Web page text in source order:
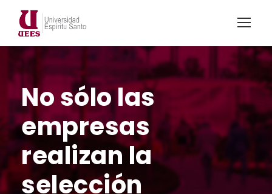
No sólo las
empresas
realizan la
selección